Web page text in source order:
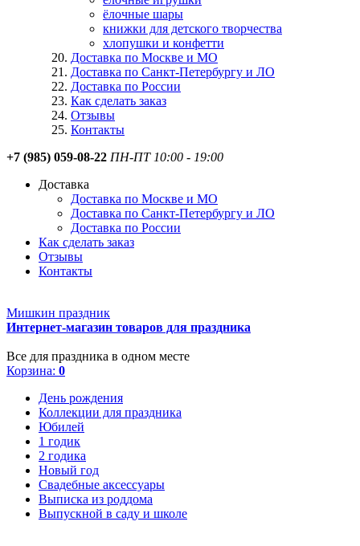
ёлочные шары
книжки для детского творчества
хлопушки и конфетти
Доставка по Москве и МО
Доставка по Санкт-Петербургу и ЛО
Доставка по России
Как сделать заказ
Отзывы
Контакты
+7 (985) 059-08-22 ПН-ПТ 10:00 - 19:00
Доставка
Доставка по Москве и МО
Доставка по Санкт-Петербургу и ЛО
Доставка по России
Как сделать заказ
Отзывы
Контакты
Мишкин праздник
Интернет-магазин товаров для праздника
Все для праздника в одном месте
Корзина: 0
День рождения
Коллекции для праздника
Юбилей
1 годик
2 годика
Новый год
Свадебные аксессуары
Выписка из роддома
Выпускной в саду и школе